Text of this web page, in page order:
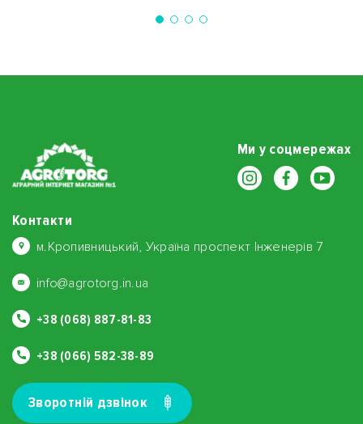
Ми у соцмережах
Контакти
м.Кропивницький, Україна проспект Інженерів 7
info@agrotorg.in.ua
+38 (068) 887-81-83
+38 (066) 582-38-89
Зворотнiй дзвiнок